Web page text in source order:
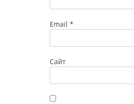
Email *
Сайт